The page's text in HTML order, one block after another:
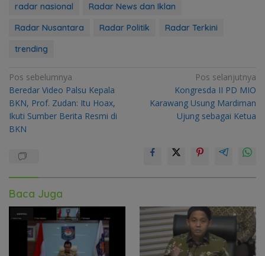
radar nasional
Radar News dan Iklan
Radar Nusantara
Radar Politik
Radar Terkini
trending
Navigasi
pos
Pos sebelumnya
Beredar Video Palsu Kepala
BKN, Prof. Zudan: Itu Hoax,
Ikuti Sumber Berita Resmi di
BKN
Pos selanjutnya
Kongresda II PD MIO
Karawang Usung Mardiman
Ujung sebagai Ketua
Baca Juga